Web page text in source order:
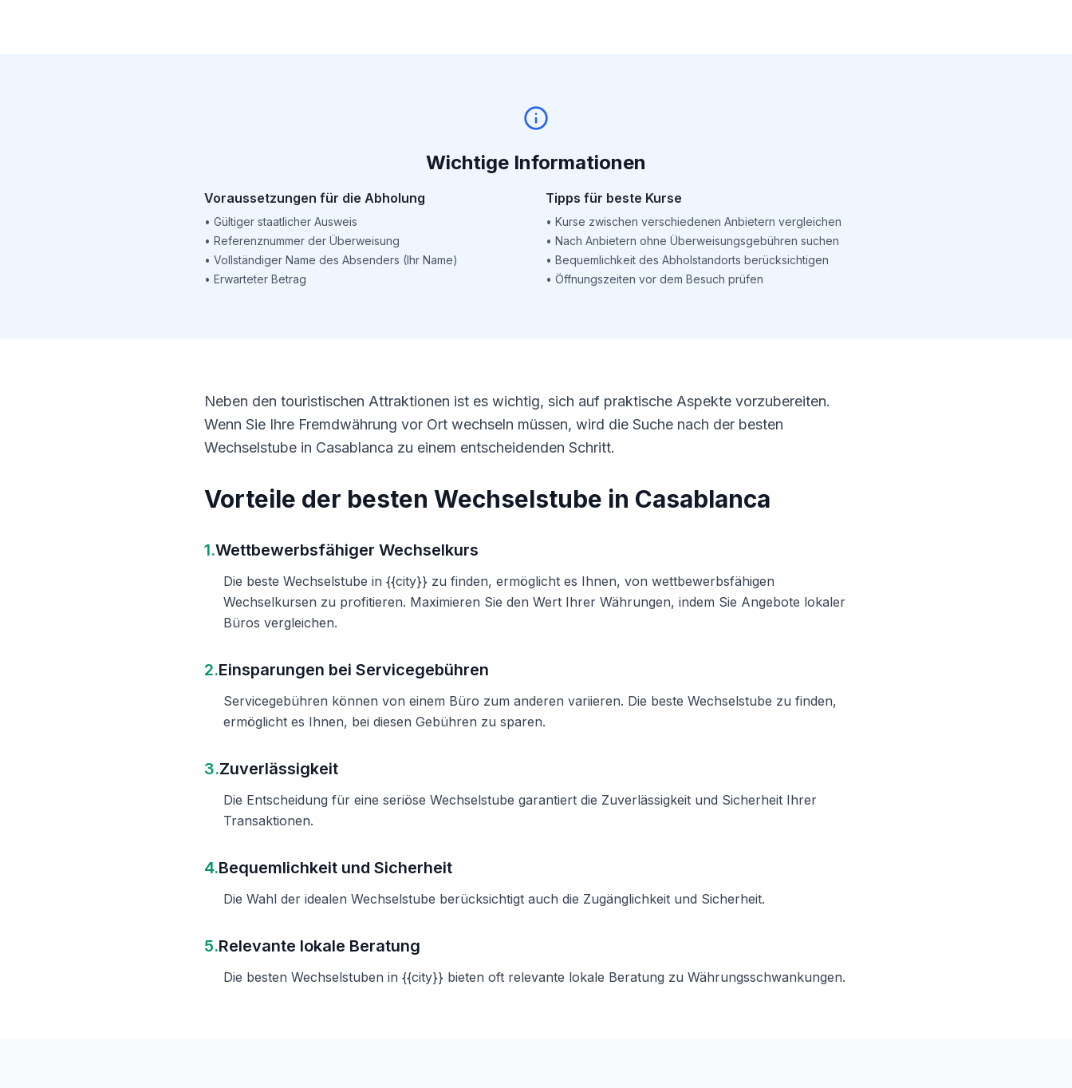
Wichtige Informationen
Voraussetzungen für die Abholung
• Gültiger staatlicher Ausweis
• Referenznummer der Überweisung
• Vollständiger Name des Absenders (Ihr Name)
• Erwarteter Betrag
Tipps für beste Kurse
• Kurse zwischen verschiedenen Anbietern vergleichen
• Nach Anbietern ohne Überweisungsgebühren suchen
• Bequemlichkeit des Abholstandorts berücksichtigen
• Öffnungszeiten vor dem Besuch prüfen
Neben den touristischen Attraktionen ist es wichtig, sich auf praktische Aspekte vorzubereiten.
Wenn Sie Ihre Fremdwährung vor Ort wechseln müssen, wird die Suche nach der besten
Wechselstube in Casablanca zu einem entscheidenden Schritt.
Vorteile der besten Wechselstube in Casablanca
1.Wettbewerbsfähiger Wechselkurs
Die beste Wechselstube in {{city}} zu finden, ermöglicht es Ihnen, von wettbewerbsfähigen
Wechselkursen zu profitieren. Maximieren Sie den Wert Ihrer Währungen, indem Sie Angebote lokaler
Büros vergleichen.
2.Einsparungen bei Servicegebühren
Servicegebühren können von einem Büro zum anderen variieren. Die beste Wechselstube zu finden,
ermöglicht es Ihnen, bei diesen Gebühren zu sparen.
3.Zuverlässigkeit
Die Entscheidung für eine seriöse Wechselstube garantiert die Zuverlässigkeit und Sicherheit Ihrer
Transaktionen.
4.Bequemlichkeit und Sicherheit
Die Wahl der idealen Wechselstube berücksichtigt auch die Zugänglichkeit und Sicherheit.
5.Relevante lokale Beratung
Die besten Wechselstuben in {{city}} bieten oft relevante lokale Beratung zu Währungsschwankungen.